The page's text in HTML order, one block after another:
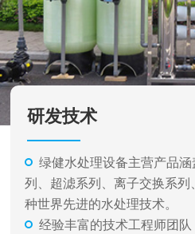
研发技术
绿健水处理设备主营产品
列、超滤系列、离子交换系
种世界先进的水处理技术。
经验丰富的技术工程师团